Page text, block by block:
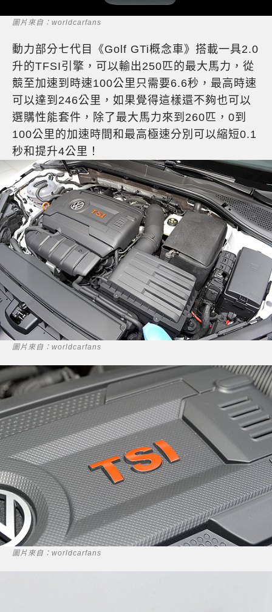
圖片來自：worldcarfans
動力部分七代目《Golf GTi概念車》搭載一具2.0
升的TFSI引擎，可以輸出250匹的最大馬力，從
競至加速到時速100公里只需要6.6秒，最高時速
可以達到246公里，如果覺得這樣還不夠也可以
選購性能套件，除了最大馬力來到260匹，0到
100公里的加速時間和最高極速分別可以縮短0.1
秒和提升4公里！
圖片來自：worldcarfans
圖片來自：worldcarfans